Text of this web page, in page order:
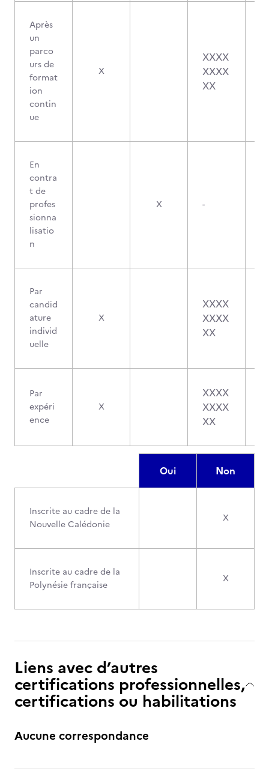
Après
un
parco
urs de
format
ion
contin
ue
X
XXXX
XXXX
XX
En
contra
t de
profes
sionna
lisatio
n
X -
Par
candid
ature
individ
uelle
X
XXXX
XXXX
XX
Par
expéri
ence
X
XXXX
XXXX
XX
Oui Non
Inscrite au cadre de la
Nouvelle Calédonie
X
Inscrite au cadre de la
Polynésie française
X
Liens avec d’autres
certifications professionnelles,
certifications ou habilitations
Aucune correspondance